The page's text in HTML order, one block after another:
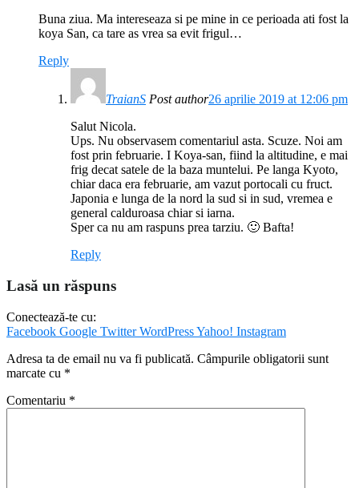
Buna ziua. Ma intereseaza si pe mine in ce perioada ati fost la
koya San, ca tare as vrea sa evit frigul…
Reply
TraianS Post author26 aprilie 2019 at 12:06 pm
Salut Nicola.
Ups. Nu observasem comentariul asta. Scuze. Noi am
fost prin februarie. I Koya-san, fiind la altitudine, e mai
frig decat satele de la baza muntelui. Pe langa Kyoto,
chiar daca era februarie, am vazut portocali cu fruct.
Japonia e lunga de la nord la sud si in sud, vremea e
general calduroasa chiar si iarna.
Sper ca nu am raspuns prea tarziu. 🙂 Bafta!
Reply
Lasă un răspuns
Conectează-te cu:
Facebook Google TwitterWordPressYahoo! Instagram
Adresa ta de email nu va fi publicată. Câmpurile obligatorii sunt
marcate cu *
Comentariu *